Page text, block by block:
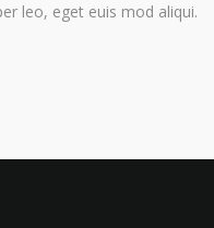
leo, eget euis mod aliqui.